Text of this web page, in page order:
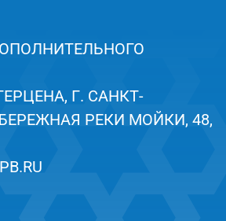
Г. САНКТ-
РЕКИ МОЙКИ, 48,